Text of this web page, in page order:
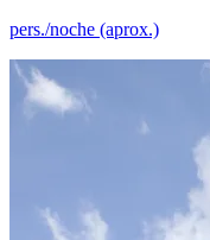
pers./noche (aprox.)